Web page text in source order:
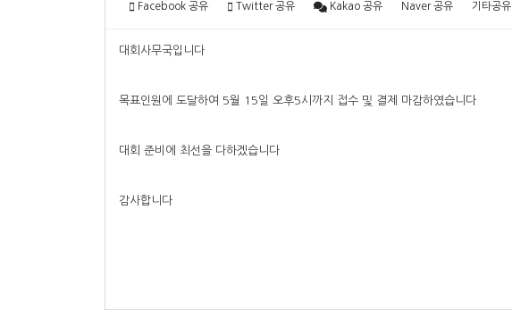
Facebook 공유 Twitter 공유 Kakao 공유 Naver 공유 기타공유
대회사무국입니다
목표인원에 도달하여 5월 15일 오후5시까지 접수 및 결제 마감하였습니다
대회 준비에 최선을 다하겠습니다
감사합니다